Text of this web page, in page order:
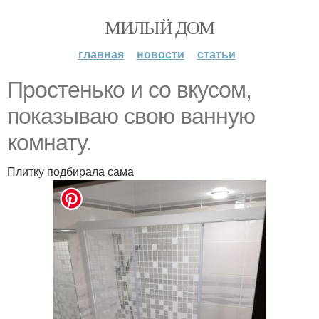
МИЛЫЙ ДОМ
главная новости статьи
Простенько и со вкусом,
показываю свою ванную
комнату.
Плитку подбирала сама